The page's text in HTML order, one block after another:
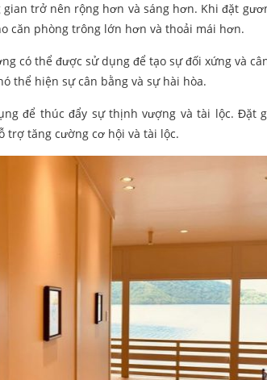
trở nên rộng hơn và sáng hơn. Khi đặt
căn phòng trông lớn hơn và thoải mái hơn.
có thể được sử dụng để tạo sự đối xứng và
thể hiện sự cân bằng và sự hài hòa.
để thúc đẩy sự thịnh vượng và tài lộc. Đặt
trợ tăng cường cơ hội và tài lộc.